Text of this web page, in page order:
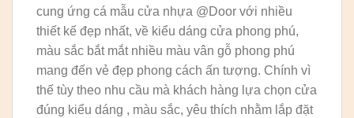
cung ứng cá mẫu cửa nhựa @Door với nhiều
thiết kế đẹp nhất, về kiểu dáng cửa phong phú,
màu sắc bắt mắt nhiều màu vân gỗ phong phú
mang đến vẻ đẹp phong cách ấn tượng. Chính vì
thế tùy theo nhu cầu mà khách hàng lựa chọn cửa
đúng kiểu dáng , màu sắc, yêu thích nhằm lắp đặt